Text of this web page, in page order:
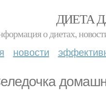
ДИЕТА
о диетах,
новости